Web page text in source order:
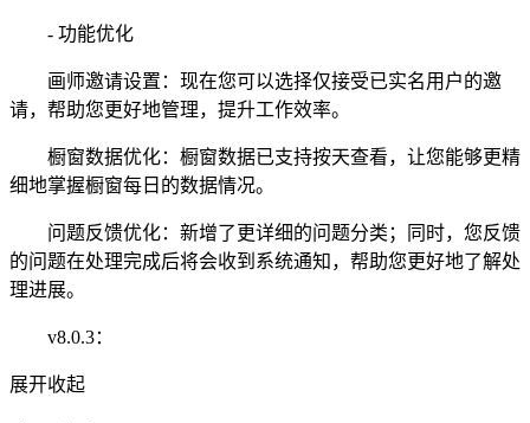
- 功能优化
画师邀请设置：现在您可以选择仅接受已实名用户的邀
请，帮助您更好地管理，提升工作效率。
橱窗数据优化：橱窗数据已支持按天查看，让您能够更精
细地掌握橱窗每日的数据情况。
问题反馈优化：新增了更详细的问题分类；同时，您反馈
的问题在处理完成后将会收到系统通知，帮助您更好地了解处
理进展。
v8.0.3：
展开收起